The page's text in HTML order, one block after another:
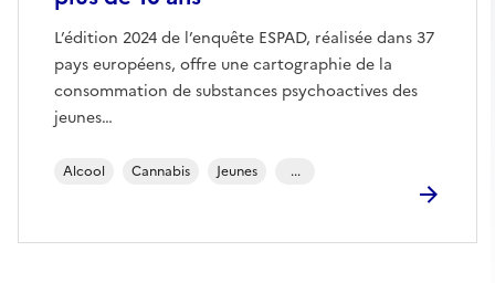
L’édition 2024 de l’enquête ESPAD, réalisée dans 37
pays européens, offre une cartographie de la
consommation de substances psychoactives des
jeunes…
Alcool Cannabis Jeunes ...